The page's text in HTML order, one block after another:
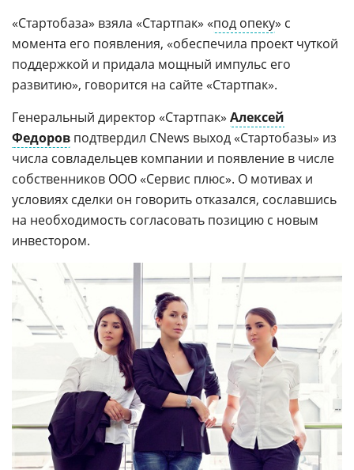
«Стартобаза» взяла «Стартпак» «под опеку» с
момента его появления, «обеспечила проект чуткой
поддержкой и придала мощный импульс его
развитию», говорится на сайте «Стартпак».
Генеральный директор «Стартпак» Алексей
Федоров подтвердил CNews выход «Стартобазы» из
числа совладельцев компании и появление в числе
собственников ООО «Сервис плюс». О мотивах и
условиях сделки он говорить отказался, сославшись
на необходимость согласовать позицию с новым
инвестором.